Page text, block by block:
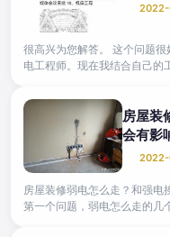
很高兴为您解答。 这个问题
电工程师。现在我结合自己的
房屋装
会有影
房屋装修弱电怎么走？和强电